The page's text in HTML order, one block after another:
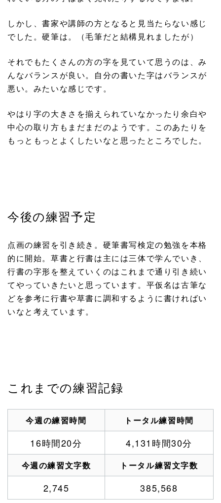
しかし、書家や講師の方となると見当たらない感じ
でした。硬筆は。（毛筆だと結構見れましたが）
それでもたくさんの方の字を見ていて思うのは、み
んなバランスが良い。自分の書いた字はバランスが
悪い。みたいな感じです。
やはり字の大きさを揃えられていなかったり余白や
中心の取り方もまだまだのようです。このあたりを
もっともっとよくしたいなと思ったところでした。
今後の練習予定
点画の練習を引き続き。硬筆書写検定の勉強を本格
的に開始。草書と行書は主には三体で学んでいき、
行書の字形を整えていくのはこれまで通り引き続い
てやっていきたいと思っています。平仮名は古筆な
どを参考に行書や草書に調和するように書ければい
いなと考えています。
これまでの練習記録
今週の練習時間 トータル練習時間
16時間20分 4,131時間30分
今週の練習文字数 トータル練習文字数
2,745 385,568